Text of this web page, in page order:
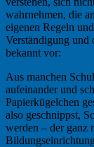
wahrnehmen, die
eigenen Regeln
Verständigung und
bekannt vor:
Aus manchen
aufeinander und
Papierkügelchen
also geschnippst,
werden – der ganz